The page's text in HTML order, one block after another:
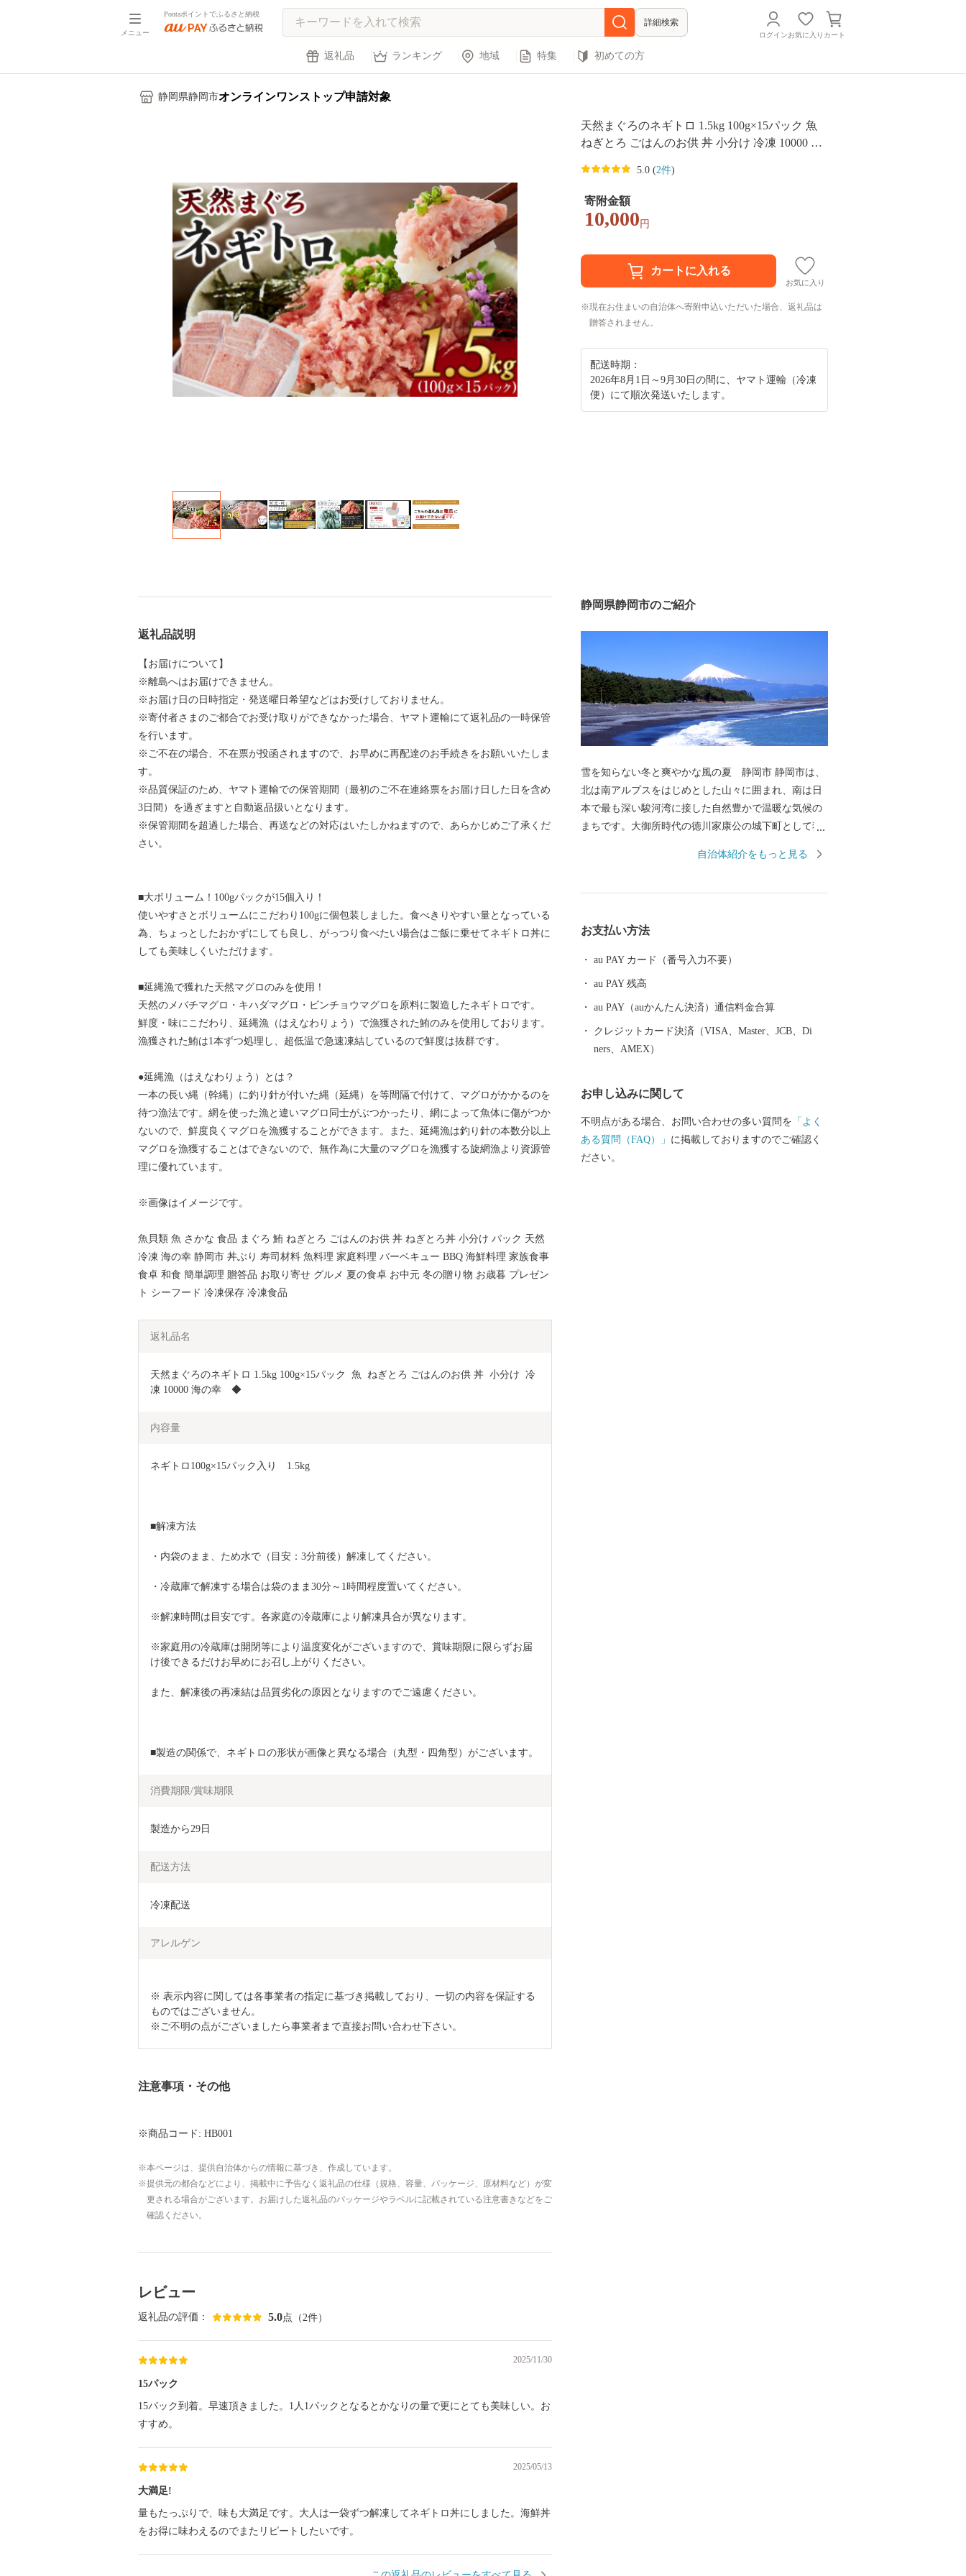
メニュー
Pontaポイントでふるさと納税
詳細検索
ログインお気に入り カート
返礼品 ランキング 地域 特集 初めての方
静岡県静岡市オンラインワンストップ申請対象
天然まぐろのネギトロ 1.5kg 100g×15パック 魚
ねぎとろ ごはんのお供 丼 小分け 冷凍 10000 海
5.0 (2件)
寄附金額
10,000 円
お気に入り
現在お住まいの自治体へ寄附申込いただいた場合、返礼品は
贈答されません。
配送時期：
2026年8月1日～9月30日の間に、ヤマト運輸（冷凍
便）にて順次発送いたします。
返礼品説明
【お届けについて】
※離島へはお届けできません。
※お届け日の日時指定・発送曜日希望などはお受けしておりません。
※寄付者さまのご都合でお受け取りができなかった場合、ヤマト運輸にて返礼品の一時保管
を行います。
※ご不在の場合、不在票が投函されますので、お早めに再配達のお手続きをお願いいたしま
す。
※品質保証のため、ヤマト運輸での保管期間（最初のご不在連絡票をお届け日した日を含め
3日間）を過ぎますと自動返品扱いとなります。
※保管期間を超過した場合、再送などの対応はいたしかねますので、あらかじめご了承くだ
さい。
■大ボリューム！100gパックが15個入り！
使いやすさとボリュームにこだわり100gに個包装しました。食べきりやすい量となっている
為、ちょっとしたおかずにしても良し、がっつり食べたい場合はご飯に乗せてネギトロ丼に
しても美味しくいただけます。
■延縄漁で獲れた天然マグロのみを使用！
天然のメバチマグロ・キハダマグロ・ビンチョウマグロを原料に製造したネギトロです。
鮮度・味にこだわり、延縄漁（はえなわりょう）で漁獲された鮪のみを使用しております。
漁獲された鮪は1本ずつ処理し、超低温で急速凍結しているので鮮度は抜群です。
●延縄漁（はえなわりょう）とは？
一本の長い縄（幹縄）に釣り針が付いた縄（延縄）を等間隔で付けて、マグロがかかるのを
待つ漁法です。網を使った漁と違いマグロ同士がぶつかったり、網によって魚体に傷がつか
ないので、鮮度良くマグロを漁獲することができます。また、延縄漁は釣り針の本数分以上
マグロを漁獲することはできないので、無作為に大量のマグロを漁獲する旋網漁より資源管
理に優れています。
※画像はイメージです。
魚貝類 魚 さかな 食品 まぐろ 鮪 ねぎとろ ごはんのお供 丼 ねぎとろ丼 小分け パック 天然
冷凍 海の幸 静岡市 丼ぶり 寿司材料 魚料理 家庭料理 バーベキュー BBQ 海鮮料理 家族食事
食卓 和食 簡単調理 贈答品 お取り寄せ グルメ 夏の食卓 お中元 冬の贈り物 お歳暮 プレゼン
ト シーフード 冷凍保存 冷凍食品
返礼品名
天然まぐろのネギトロ 1.5kg 100g×15パック  魚  ねぎとろ ごはんのお供 丼  小分け  冷
凍 10000 海の幸　◆
内容量
ネギトロ100g×15パック入り　1.5kg
■解凍方法
・内袋のまま、ため水で（目安：3分前後）解凍してください。
・冷蔵庫で解凍する場合は袋のまま30分～1時間程度置いてください。
※解凍時間は目安です。各家庭の冷蔵庫により解凍具合が異なります。
※家庭用の冷蔵庫は開閉等により温度変化がございますので、賞味期限に限らずお届
け後できるだけお早めにお召し上がりください。
また、解凍後の再凍結は品質劣化の原因となりますのでご遠慮ください。
■製造の関係で、ネギトロの形状が画像と異なる場合（丸型・四角型）がございます。
消費期限/賞味期限
製造から29日
配送方法
冷凍配送
アレルゲン
※ 表示内容に関しては各事業者の指定に基づき掲載しており、一切の内容を保証する
ものではございません。
※ご不明の点がございましたら事業者まで直接お問い合わせ下さい。
注意事項・その他
※商品コード: HB001
本ページは、提供自治体からの情報に基づき、作成しています。
提供元の都合などにより、掲載中に予告なく返礼品の仕様（規格、容量、パッケージ、原材料など）が変
更される場合がございます。お届けした返礼品のパッケージやラベルに記載されている注意書きなどをご
確認ください。
静岡県静岡市のご紹介
雪を知らない冬と爽やかな風の夏 静岡市 静岡市は、
北は南アルプスをはじめとした山々に囲まれ、南は日
本で最も深い駿河湾に接した自然豊かで温暖な気候の
まちです。大御所時代の徳川家康公の城下町として独
構成資産になっている「三保松原」や世界に広がる日
自治体紹介をもっと見る
お支払い方法
au PAY カード（番号入力不要）
au PAY 残高
au PAY（auかんたん決済）通信料金合算
クレジットカード決済（VISA、Master、JCB、Di
ners、AMEX）
お申し込みに関して
不明点がある場合、お問い合わせの多い質問を 「よく
ある質問（FAQ）」 に掲載しておりますのでご確認く
ださい。
レビュー
返礼品の評価： 5.0点（2件）
2025/11/30
15パック
15パック到着。早速頂きました。1人1パックとなるとかなりの量で更にとても美味しい。お
すすめ。
2025/05/13
大満足!
量もたっぷりで、味も大満足です。大人は一袋ずつ解凍してネギトロ丼にしました。海鮮丼
をお得に味わえるのでまたリピートしたいです。